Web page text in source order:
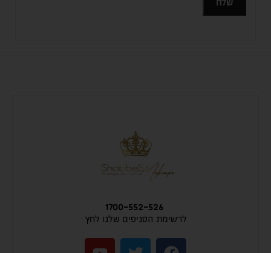
1700-552-526
לרשימת הסניפים שלנו לחץ